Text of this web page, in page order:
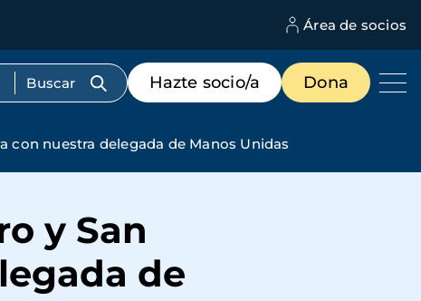
Área de socios
Menú
de
destacados
Hazte socio/a Dona
con nuestra delegada de Manos Unidas
y San
de